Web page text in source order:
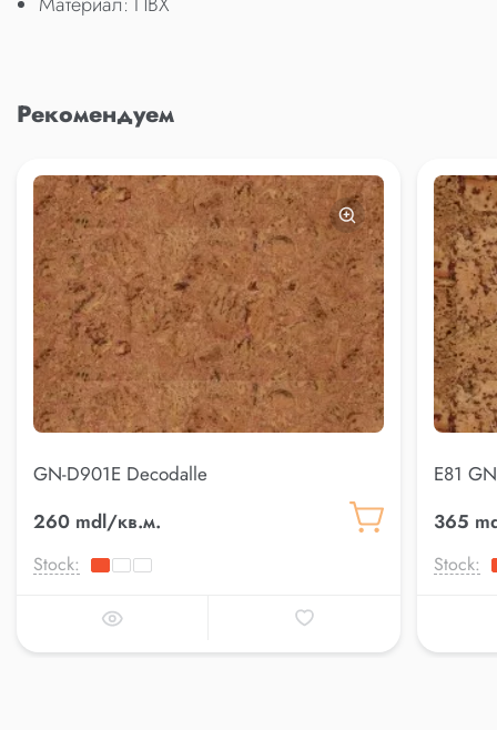
Рекомендуем
GN-D901E Decodalle
260 mdl/кв.м.
Stock:
E81
365
Stock: